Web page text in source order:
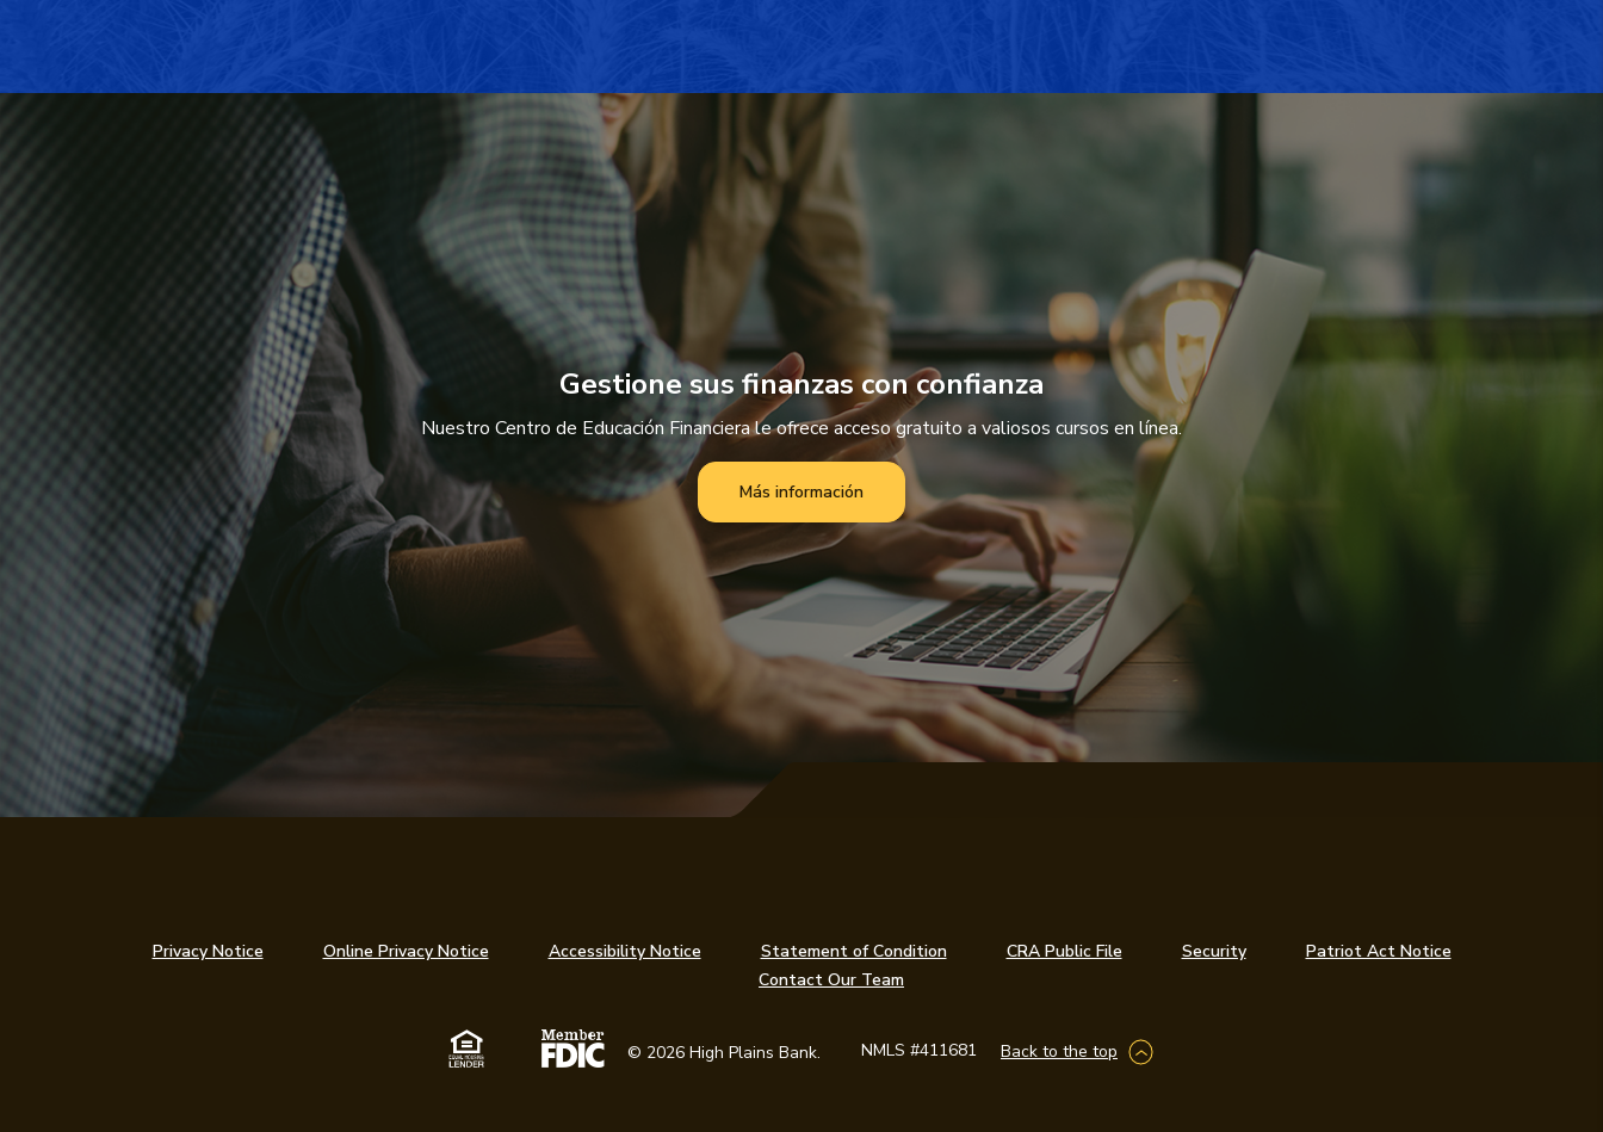
Gestione sus finanzas con confianza
Nuestro Centro de Educación Financiera le ofrece acceso gratuito a valiosos cursos en línea.
Más información
Privacy Notice Online Privacy Notice Accessibility Notice Statement of Condition(Opens in a new Window)
CRA Public File Security
Patriot Act Notice
Contact Our Team
Equal Housing Lender
Member FDIC
© 2026 High Plains Bank. NMLS #411681 Back to the top